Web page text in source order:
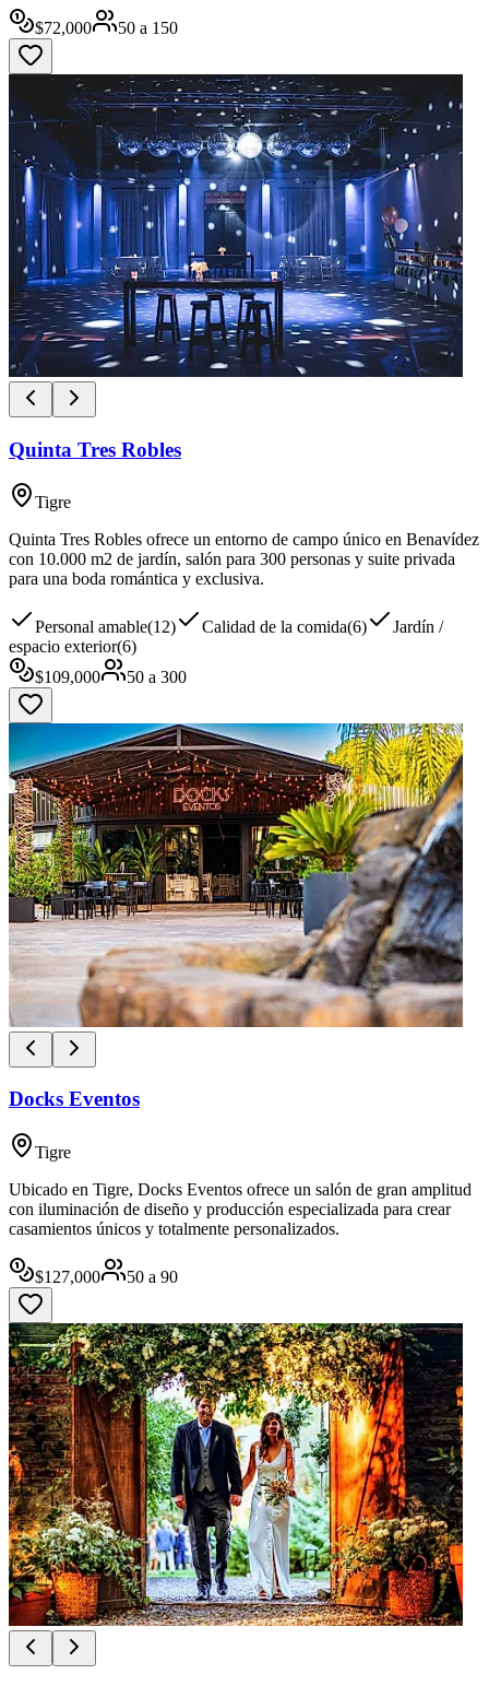
$72,000 50 a 150
Quinta Tres Robles
Tigre
Quinta Tres Robles ofrece un entorno de campo único en Benavídez
con 10.000 m2 de jardín, salón para 300 personas y suite privada
para una boda romántica y exclusiva.
Personal amable(12) Calidad de la comida(6)
Jardín /
espacio exterior(6)
$109,000 50 a 300
Docks Eventos
Tigre
Ubicado en Tigre, Docks Eventos ofrece un salón de gran amplitud
con iluminación de diseño y producción especializada para crear
casamientos únicos y totalmente personalizados.
$127,000 50 a 90